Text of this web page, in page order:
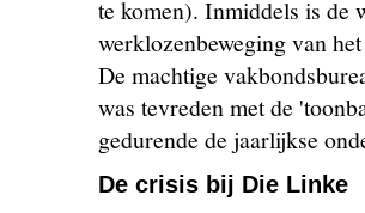
te komen). Inmiddels is de
werklozenbeweging van
De machtige
was tevreden met de
gedurende de jaarlijkse
De crisis bij Die Linke